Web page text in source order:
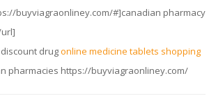
buyviagraonliney.com/#]canadian pharmacy
drugonline medicine tablets shopping
pharmacies https://buyviagraonliney.com/